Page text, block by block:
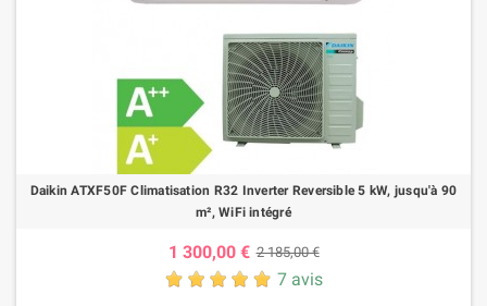
Daikin ATXF50F Climatisation R32 Inverter Reversible 5 kW, jusqu'à 90
m², WiFi intégré
1 300,00 € 2 185,00 €
7 avis